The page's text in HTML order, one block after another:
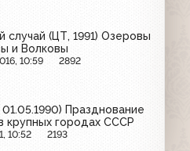
случай (ЦТ, 1991) Озеровы
и Волковы
10:59 2892
Празднование
крупных городах СССР
10:52 2193